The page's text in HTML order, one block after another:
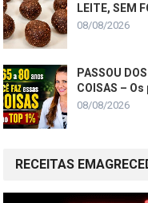
LEITE, SEM
08/08/2026
PASSOU
COISAS –
08/08/2026
RECEITAS